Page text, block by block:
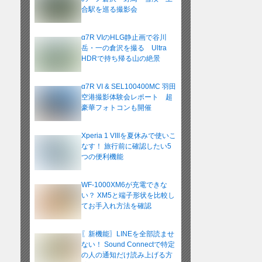
合駅を巡る撮影会
α7R VIのHLG静止画で谷川
岳・一の倉沢を撮る Ultra
HDRで持ち帰る山の絶景
α7R VI & SEL100400MC 羽田
空港撮影体験会レポート 超
豪華フォトコンも開催
Xperia 1 VIIIを夏休みで使いこ
なす！ 旅行前に確認したい5
つの便利機能
WF-1000XM6が充電できな
い？ XM5と端子形状を比較し
てお手入れ方法を確認
〖新機能〗LINEを全部読ませ
ない！ Sound Connectで特定
の人の通知だけ読み上げる方